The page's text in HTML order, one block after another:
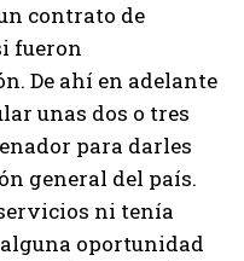
contrato de
fueron
De ahí en adelante
unas dos o tres
para darles
general del país.
ni tenía
oportunidad